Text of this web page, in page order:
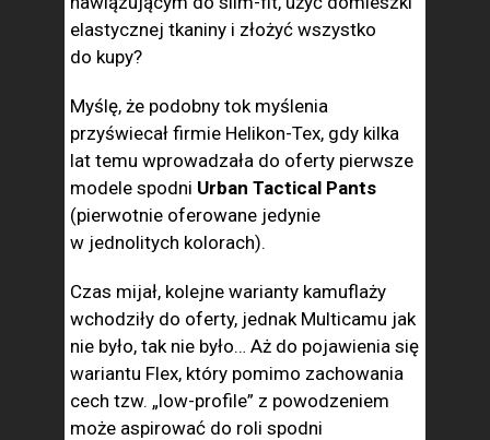
elastycznej tkaniny i złożyć wszystko
do kupy?
Myślę, że podobny tok myślenia
przyświecał firmie Helikon-Tex, gdy kilka
lat temu wprowadzała do oferty pierwsze
modele spodni Urban Tactical Pants
(pierwotnie oferowane jedynie
w jednolitych kolorach).
Czas mijał, kolejne warianty kamuflaży
wchodziły do oferty, jednak Multicamu jak
nie było, tak nie było… Aż do pojawienia się
wariantu Flex, który pomimo zachowania
cech tzw. „low-profile” z powodzeniem
może aspirować do roli spodni